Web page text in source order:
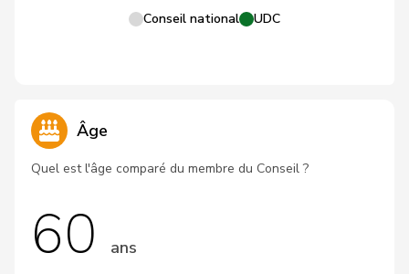
Conseil national UDC
Âge
Quel est l'âge comparé du membre du Conseil ?
60 ans